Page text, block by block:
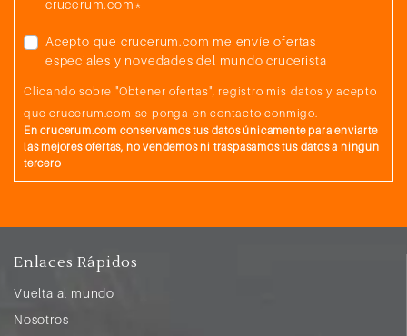
crucerum.com*
Acepto que crucerum.com me envíe ofertas
especiales y novedades del mundo crucerista
Clicando sobre "Obtener ofertas", registro mis datos y acepto
que crucerum.com se ponga en contacto conmigo.
En crucerum.com conservamos tus datos únicamente para enviarte
las mejores ofertas, no vendemos ni traspasamos tus datos a ningun
tercero
Enlaces Rápidos
Vuelta al mundo
Nosotros